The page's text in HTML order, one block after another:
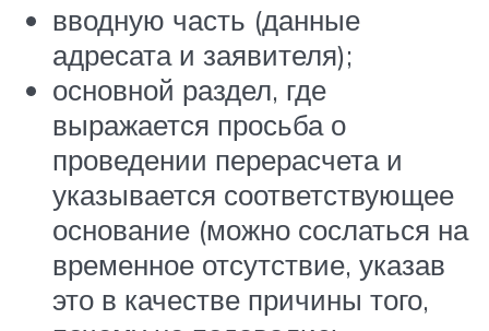
вводную часть (данные
адресата и заявителя);
основной раздел, где
выражается просьба о
проведении перерасчета и
указывается соответствующее
основание (можно сослаться на
временное отсутствие, указав
это в качестве причины того,